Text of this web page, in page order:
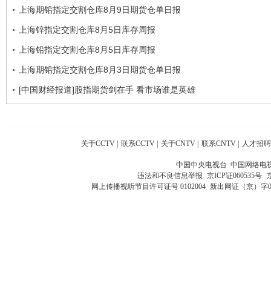
上海期铅指定交割仓库8月9日期货仓单日报
上海锌指定交割仓库8月5日库存周报
上海铅指定交割仓库8月5日库存周报
上海期铅指定交割仓库8月3日期货仓单日报
[中国财经报道]股指期货剑在手 看市场谁是英雄
关于CCTV 联系CCTV 关于CNTV 联系CNTV 人才招聘
中国中央电视台 中国网络电
违法和不良信息举报 京ICP证060535号
网上传播视听节目许可证号 0102004 新出网证（京）